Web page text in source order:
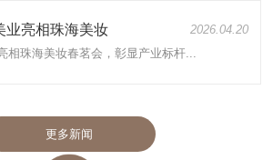
2026.04.20
业亮相珠海美妆
相珠海美妆春茗会，彰显产业标杆...
更多新闻